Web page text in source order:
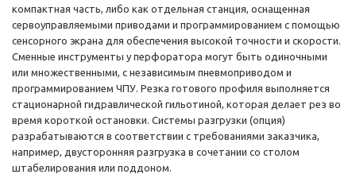
компактная часть, либо как отдельная станция, оснащенная
сервоуправляемыми приводами и программированием с помощью
сенсорного экрана для обеспечения высокой точности и скорости.
Сменные инструменты у перфоратора могут быть одиночными
или множественными, с независимым пневмоприводом и
программированием ЧПУ. Резка готового профиля выполняется
стационарной гидравлической гильотиной, которая делает рез во
время короткой остановки. Системы разгрузки (опция)
разрабатываются в соответствии с требованиями заказчика,
например, двусторонняя разгрузка в сочетании со столом
штабелирования или поддоном.